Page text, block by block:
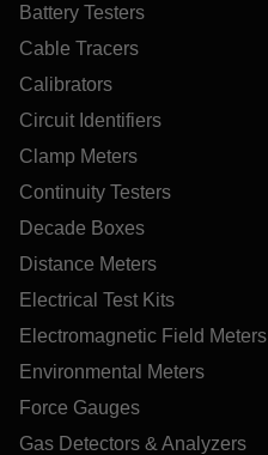
Battery Testers
Cable Tracers
Calibrators
Circuit Identifiers
Clamp Meters
Continuity Testers
Decade Boxes
Distance Meters
Electrical Test Kits
Electromagnetic Field Meters
Environmental Meters
Force Gauges
Gas Detectors & Analyzers